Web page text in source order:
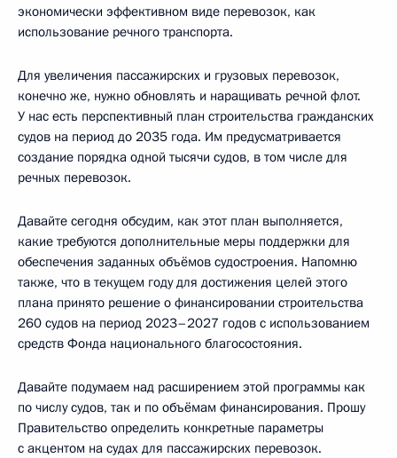
экономически эффективном виде перевозок, как
использование речного транспорта.
Для увеличения пассажирских и грузовых перевозок,
конечно же, нужно обновлять и наращивать речной флот.
У нас есть перспективный план строительства гражданских
судов на период до 2035 года. Им предусматривается
создание порядка одной тысячи судов, в том числе для
речных перевозок.
Давайте сегодня обсудим, как этот план выполняется,
какие требуются дополнительные меры поддержки для
обеспечения заданных объёмов судостроения. Напомню
также, что в текущем году для достижения целей этого
плана принято решение о финансировании строительства
260 судов на период 2023–2027 годов с использованием
средств Фонда национального благосостояния.
Давайте подумаем над расширением этой программы как
по числу судов, так и по объёмам финансирования. Прошу
Правительство определить конкретные параметры
с акцентом на судах для пассажирских перевозок.